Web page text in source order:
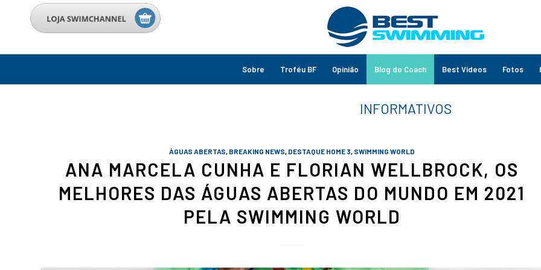
Sobre Troféu BF Opinião Blog do Coach Best Vídeos Fotos
ÁGUAS ABERTAS, BREAKING NEWS, DESTAQUE HOME 3, SWIMMING WORLD
ANA MARCELA CUNHA E FLORIAN WELLBROCK, OS
MELHORES DAS ÁGUAS ABERTAS DO MUNDO EM 2021
PELA SWIMMING WORLD